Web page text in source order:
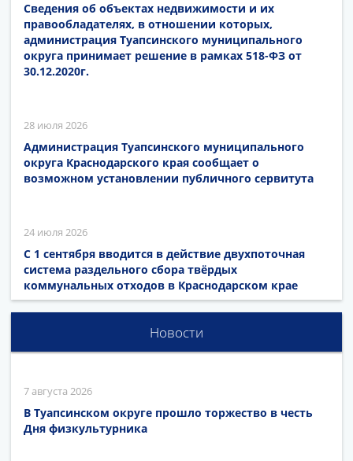
Сведения об объектах недвижимости и их
правообладателях, в отношении которых,
администрация Туапсинского муниципального
округа принимает решение в рамках 518-ФЗ от
30.12.2020г.
28 июля 2026
Администрация Туапсинского муниципального
округа Краснодарского края сообщает о
возможном установлении публичного сервитута
24 июля 2026
С 1 сентября вводится в действие двухпоточная
система раздельного сбора твёрдых
коммунальных отходов в Краснодарском крае
Новости
7 августа 2026
В Туапсинском округе прошло торжество в честь
Дня физкультурника